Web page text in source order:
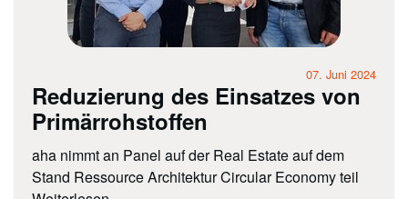
07. Juni 2024
Reduzierung des Einsatzes von
Primärrohstoffen
aha nimmt an Panel auf der Real Estate auf dem
Stand Ressource Architektur Circular Economy teil